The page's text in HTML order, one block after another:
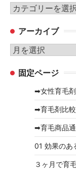
カ
ゴ
リ
ー
アーカイブ
ア
カ 固定ページ
➡女性育毛
➡育毛剤比
➡育毛商品
01 効果のあ
３ヶ月で育